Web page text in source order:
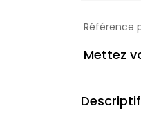
Référence
Mettez
Descriptif